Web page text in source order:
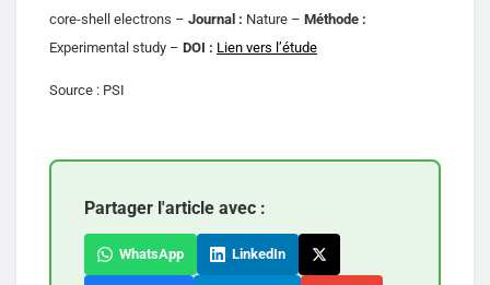
core-shell electrons – Journal : Nature – Méthode :
Experimental study – DOI : Lien vers l’étude
Source : PSI
Partager l'article avec :
WhatsApp LinkedIn